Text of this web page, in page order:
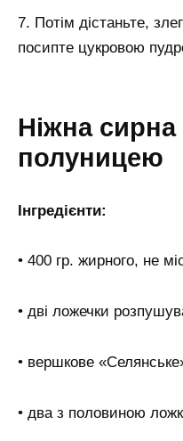
7. Потім дістаньте,
посипте цукровою
Ніжна сирна
полуницею
Інгредієнти:
• 400 гр. жирного, не
• дві ложечки
• вершкове
• два з половиною